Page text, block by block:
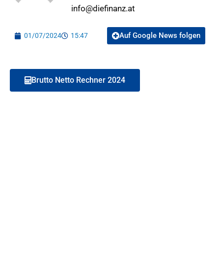
info@diefinanz.at
01/07/2024 15:47 Auf Google News folgen
Brutto Netto Rechner 2024